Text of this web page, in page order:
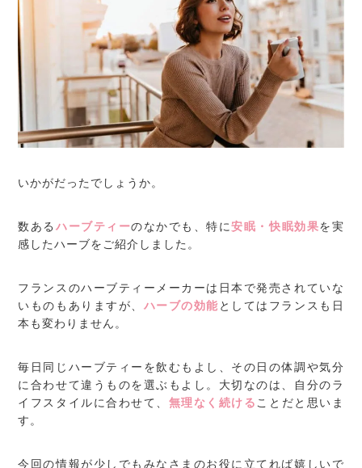
いかがだったでしょうか。
数ある ハーブティーのなかでも、特に安眠・快眠効果を実
感したハーブをご紹介しました。
フランスのハーブティーメーカーは日本で発売されていな
いものもありますが、 ハーブの効能 としてはフランスも日
本も変わりません。
毎日同じハーブティーを飲むもよし、その日の体調や気分
に合わせて違うものを選ぶもよし。大切なのは、自分のラ
イフスタイルに合わせて、 無理なく続けることだと思いま
す。
今回の情報が少しでもみなさまのお役に立てれば嬉しいで